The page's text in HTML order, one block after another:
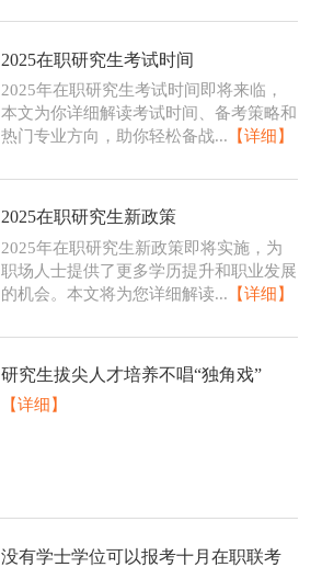
2025在职研究生考试时间
2025年在职研究生考试时间即将来临，
本文为你详细解读考试时间、备考策略和
热门专业方向，助你轻松备战... 【详细】
2025在职研究生新政策
2025年在职研究生新政策即将实施，为
职场人士提供了更多学历提升和职业发展
的机会。本文将为您详细解读... 【详细】
研究生拔尖人才培养不唱“独角戏”
【详细】
没有学士学位可以报考十月在职联考